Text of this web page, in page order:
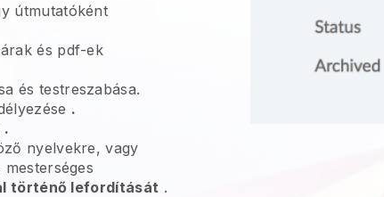
útmutatóként
és pdf-ek
és testreszabása.
.
.
nyelvekre, vagy
történő lefordítását .